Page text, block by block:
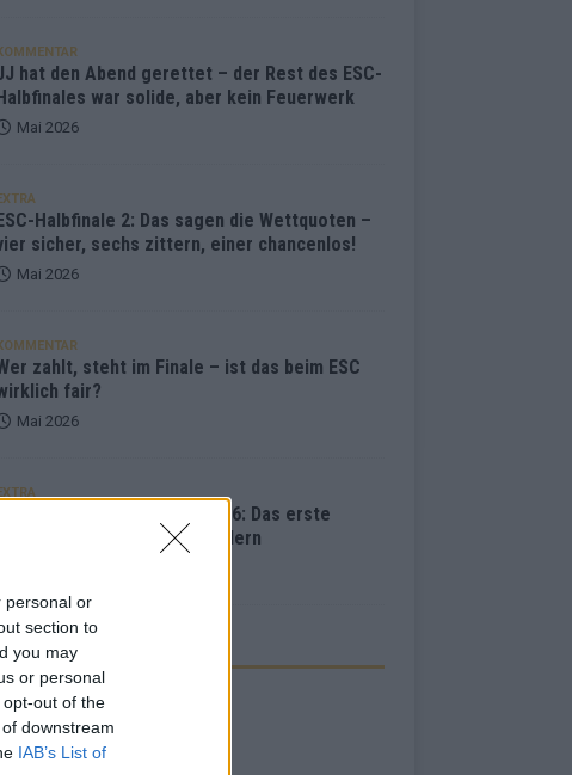
personal or
section to
you may
or personal
out of the
downstream
IAB’s List of
hat den Abend gerettet – der Rest des ESC-
war solide, aber kein Feuerwerk
Mai 2026
Halbfinale 2: Das sagen die Wettquoten –
sicher, sechs zittern, einer chancenlos!
Mai 2026
zahlt, steht im Finale – ist das beim ESC
fair?
Mai 2026
Eurovision Song Contest 2026: Das erste
Halbfinale – der Abend in Bildern
AD